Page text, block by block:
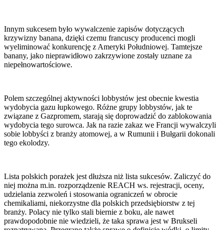
Innym sukcesem było wywalczenie zapisów dotyczących
krzywizny banana, dzięki czemu francuscy producenci mogli
wyeliminować konkurencję z Ameryki Południowej. Tamtejsze
banany, jako nieprawidłowo zakrzywione zostały uznane za
niepełnowartościowe.
Polem szczególnej aktywności lobbystów jest obecnie kwestia
wydobycia gazu łupkowego. Różne grupy lobbystów, jak te
związane z Gazpromem, starają się doprowadzić do zablokowania
wydobycia tego surowca. Jak na razie zakaz we Francji wywalczyli
sobie lobbyści z branży atomowej, a w Rumunii i Bułgarii dokonali
tego ekolodzy.
Lista polskich porażek jest dłuższa niż lista sukcesów. Zaliczyć do
niej można m.in. rozporządzenie REACH ws. rejestracji, oceny,
udzielania zezwoleń i stosowania ograniczeń w obrocie
chemikaliami, niekorzystne dla polskich przedsiębiorstw z tej
branży. Polacy nie tylko stali biernie z boku, ale nawet
prawdopodobnie nie wiedzieli, że taka sprawa jest w Brukseli